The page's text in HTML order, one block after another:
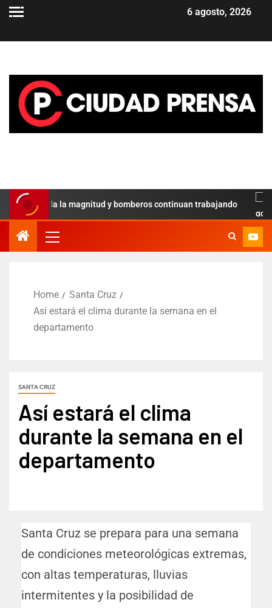
6 agosto, 2026
revela la magnitud y bomberos continuan trabajando
Home
Santa Cruz
Así estará el clima durante la semana en el
departamento
SANTA CRUZ
Así estará el clima
durante la semana en el
departamento
Santa Cruz se prepara para una semana
de condiciones meteorológicas extremas,
con altas temperaturas, lluvias
intermitentes y la posibilidad de